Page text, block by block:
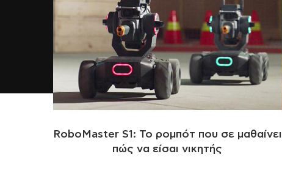
RoboMaster S1: Το ρομπότ που σε μαθαίνει
πώς να είσαι νικητής